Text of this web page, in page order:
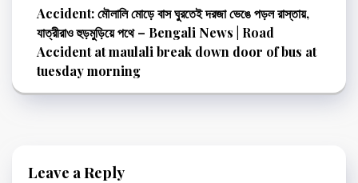
Accident: মৌলালি মোড়ে বাস ঘুরতেই দরজা ভেঙে পড়ল রাস্তায়,
যাত্রীরাও হুড়মুড়িয়ে পথে – Bengali News | Road
Accident at maulali break down door of bus at
tuesday morning
Leave a Reply